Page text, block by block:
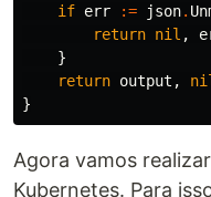
if err := json.
return nil ,
}
return output ,
}
Agora vamos
Kubernetes. Para